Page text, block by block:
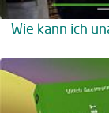
Wie kann ich